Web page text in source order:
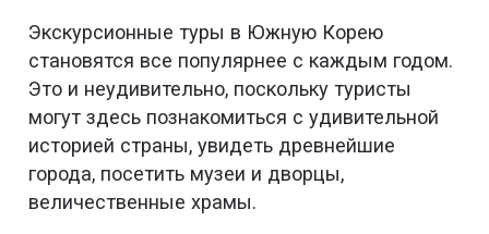
Экскурсионные туры в Южную Корею
становятся все популярнее с каждым годом.
Это и неудивительно, поскольку туристы
могут здесь познакомиться с удивительной
историей страны, увидеть древнейшие
города, посетить музеи и дворцы,
величественные храмы.